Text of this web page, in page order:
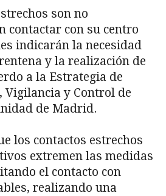
son no
contactar con su centro
indicarán la necesidad
y la realización de
a la Estrategia de
Vigilancia y Control de
de Madrid.
los contactos estrechos
extremen las medidas
el contacto con
realizando una